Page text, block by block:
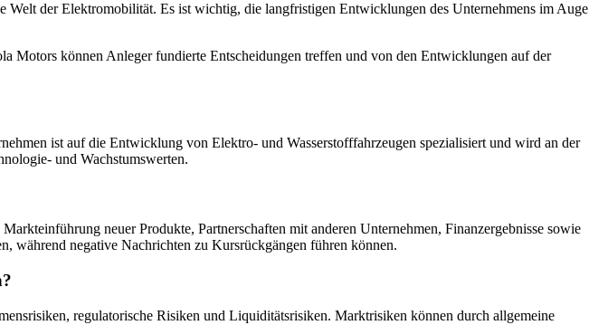
der Elektromobilität. Es ist wichtig, die langfristigen Entwicklungen des Unternehmens im Auge
Motors können Anleger fundierte Entscheidungen treffen und von den Entwicklungen auf der
ist auf die Entwicklung von Elektro- und Wasserstofffahrzeugen spezialisiert und wird an der
und Wachstumswerten.
neuer Produkte, Partnerschaften mit anderen Unternehmen, Finanzergebnisse sowie
während negative Nachrichten zu Kursrückgängen führen können.
regulatorische Risiken und Liquiditätsrisiken. Marktrisiken können durch allgemeine